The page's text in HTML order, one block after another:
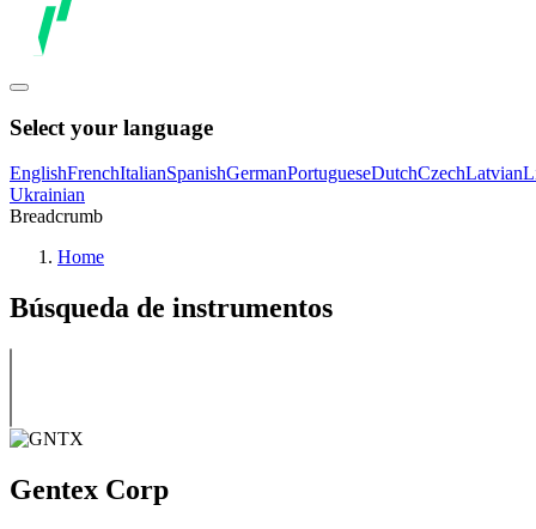
Select your language
EnglishFrenchItalianSpanishGermanPortugueseDutchCzechLatvian
Ukrainian
Breadcrumb
Home
Búsqueda de instrumentos
Gentex Corp